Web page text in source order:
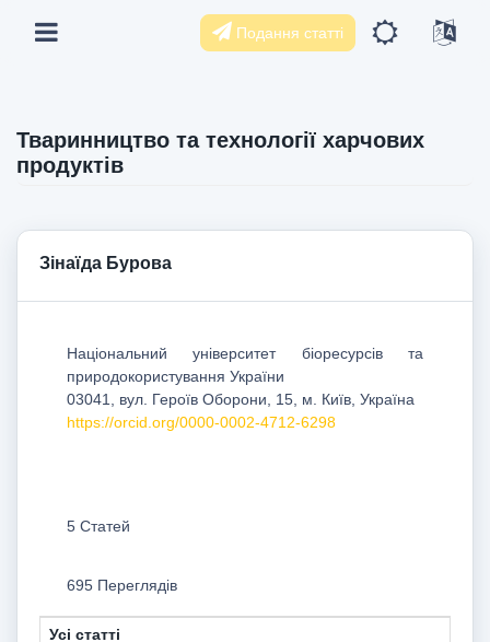
Подання статті
Тваринництво та технології харчових
продуктів
Зінаїда Бурова
Національний університет біоресурсів та
природокористування України
03041, вул. Героїв Оборони, 15, м. Київ, Україна
https://orcid.org/0000-0002-4712-6298
5 Статей
695 Переглядів
Усі статті